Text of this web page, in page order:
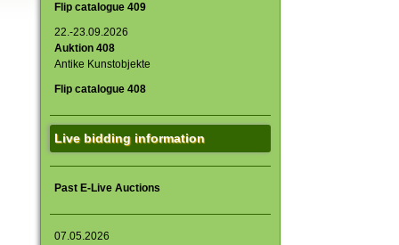
Flip catalogue 409
22.-23.09.2026
Auktion 408
Antike Kunstobjekte
Flip catalogue 408
Live bidding information
Past E-Live Auctions
07.05.2026